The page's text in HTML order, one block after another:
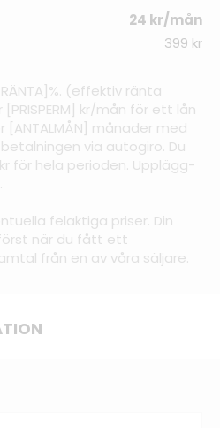
24 kr/mån
399 kr
(effektiv ränta
[PRISPERM] kr/mån för ett lån
[ANTALMÅN] månader med
via autogiro. Du
för hela perioden. Upplägg-
felaktiga priser. Din
när du fått ett
från en av våra säljare.